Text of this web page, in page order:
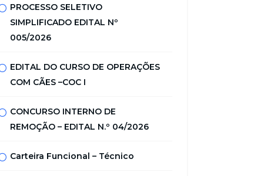
PROCESSO SELETIVO
SIMPLIFICADO EDITAL Nº
005/2026
EDITAL DO CURSO DE OPERAÇÕES
COM CÃES –COC I
CONCURSO INTERNO DE
REMOÇÃO – EDITAL N.º 04/2026
Carteira Funcional – Técnico